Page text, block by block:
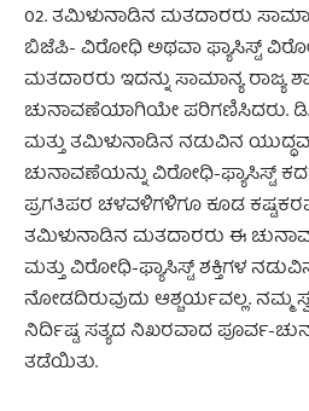
02. ತಮಿಳುನಾಡಿನ ಮತದಾರರು
ಬಿಜೆಪಿ- ವಿರೋಧಿ ಅಥವಾ ಫ್ಯಾಸಿಸ್ಟ್
ಮತದಾರರು ಇದನ್ನು ಸಾಮಾನ್ಯ ರಾಜ್ಯ
ಚುನಾವಣೆಯಾಗಿಯೇ ಪರಿಗಣಿಸಿದರು.
ಮತ್ತು ತಮಿಳುನಾಡಿನ ನಡುವಿನ
ಚುನಾವಣೆಯನ್ನು ವಿರೋಧಿ-ಫ್ಯಾಸಿಸ್ಟ್
ಪ್ರಗತಿಪರ ಚಳವಳಿಗಳಿಗೂ ಕೂಡ
ತಮಿಳುನಾಡಿನ ಮತದಾರರು ಈ
ಮತ್ತು ವಿರೋಧಿ-ಫ್ಯಾಸಿಸ್ಟ್ ಶಕ್ತಿಗಳ
ನೋಡದಿರುವುದು ಆಶ್ಚರ್ಯವಲ್ಲ. ನಮ್ಮ
ನಿರ್ದಿಷ್ಟ ಸತ್ಯದ ನಿಖರವಾದ ಪೂರ್ವ-
ತಡೆಯಿತು.